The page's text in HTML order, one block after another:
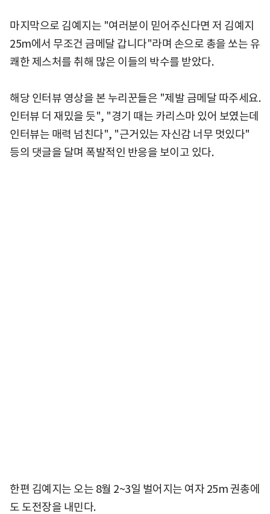
마지막으로 김예지는 "여러분이 믿어주신다면 저 김예지
25m에서 무조건 금메달 갑니다"라며 손으로 총을 쏘는 유
쾌한 제스처를 취해 많은 이들의 박수를 받았다.
해당 인터뷰 영상을 본 누리꾼들은 "제발 금메달 따주세요.
인터뷰 더 재밌을 듯", "경기 때는 카리스마 있어 보였는데
인터뷰는 매력 넘친다", "근거있는 자신감 너무 멋있다"
등의 댓글을 달며 폭발적인 반응을 보이고 있다.
한편 김예지는 오는 8월 2~3일 벌어지는 여자 25m 권총에
도 도전장을 내민다.